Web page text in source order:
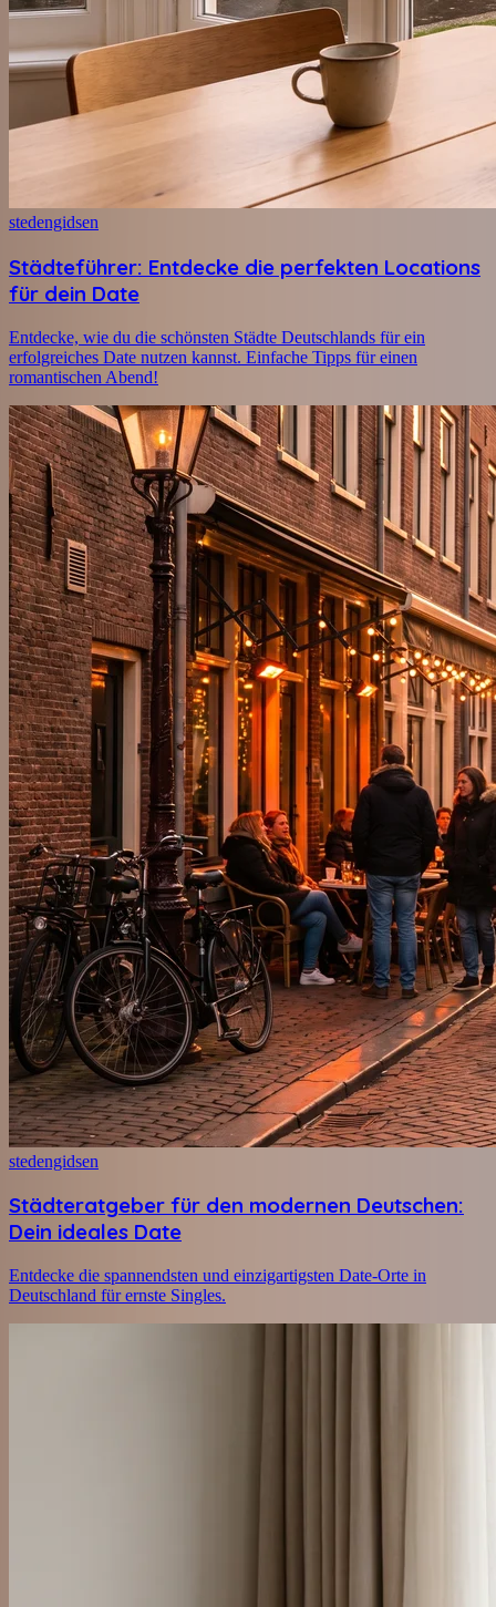
stedengidsen
Städteführer: Entdecke die perfekten Locations
für dein Date
Entdecke, wie du die schönsten Städte Deutschlands für ein
erfolgreiches Date nutzen kannst. Einfache Tipps für einen
romantischen Abend!
stedengidsen
Städteratgeber für den modernen Deutschen:
Dein ideales Date
Entdecke die spannendsten und einzigartigsten Date-Orte in
Deutschland für ernste Singles.